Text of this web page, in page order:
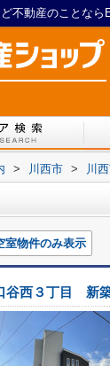
不動産のことな
> 川西市 > 川
室物件のみ表示
谷西３丁目 新